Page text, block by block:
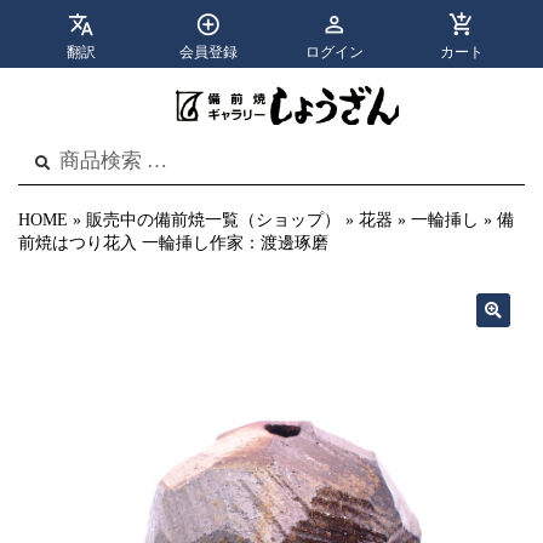
翻訳 会員登録 ログイン カート
結
検
索
HOME » 販売中の備前焼一覧（ショップ） » 花器 » 一輪挿し » 備
前焼はつり花入 一輪挿し作家：渡邊琢磨